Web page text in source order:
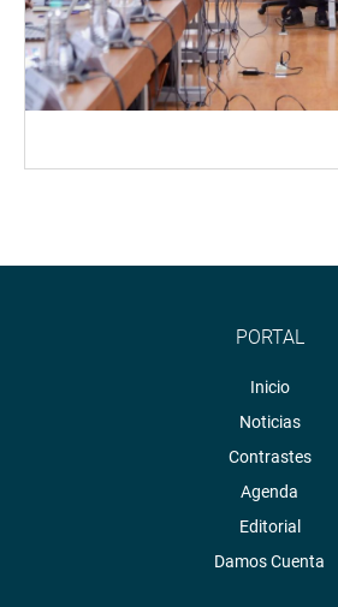
PORTAL
Inicio
Noticias
Contrastes
Agenda
Editorial
Damos Cuenta